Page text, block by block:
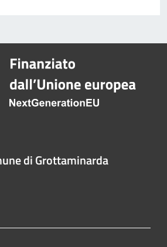
di Grottaminarda